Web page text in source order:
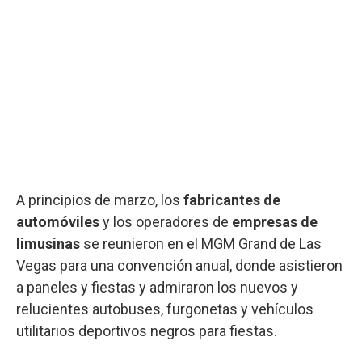
A principios de marzo, los fabricantes de
automóvilesy los operadores de empresas de
limusinas se reunieron en el MGM Grand de Las
Vegas para una convención anual, donde asistieron
a paneles y fiestas y admiraron los nuevos y
relucientes autobuses, furgonetas y vehículos
utilitarios deportivos negros para fiestas.